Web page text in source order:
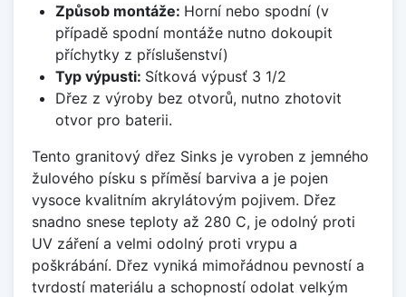
Způsob montáže: Horní nebo spodní (v
případě spodní montáže nutno dokoupit
příchytky z příslušenství)
Typ výpusti: Sítková výpusť 3 1/2
Dřez z výroby bez otvorů, nutno zhotovit
otvor pro baterii.
Tento granitový dřez Sinks je vyroben z jemného
žulového písku s příměsí barviva a je pojen
vysoce kvalitním akrylátovým pojivem. Dřez
snadno snese teploty až 280 C, je odolný proti
UV záření a velmi odolný proti vrypu a
poškrábání. Dřez vyniká mimořádnou pevností a
tvrdostí materiálu a schopností odolat velkým